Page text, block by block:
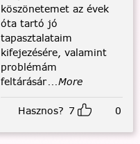
köszönetemet az évek
óta tartó jó
tapasztalataim
kifejezésére, valamint
problémám
feltárásár...More
Hasznos? 7 0